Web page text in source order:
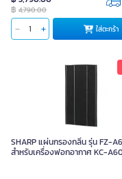
฿ 4,790.00
ใส่ตะกร้า
SHARP แผ่นกรองกลิ่น รุ่น FZ-
สำหรับเครื่องฟอกอากาศ KC-